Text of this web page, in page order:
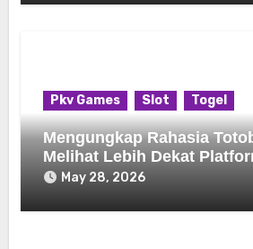
Pkv Games Slot Togel
Mengungkap Rahasia
Melihat Lebih Dekat
Populer
May 28, 2026